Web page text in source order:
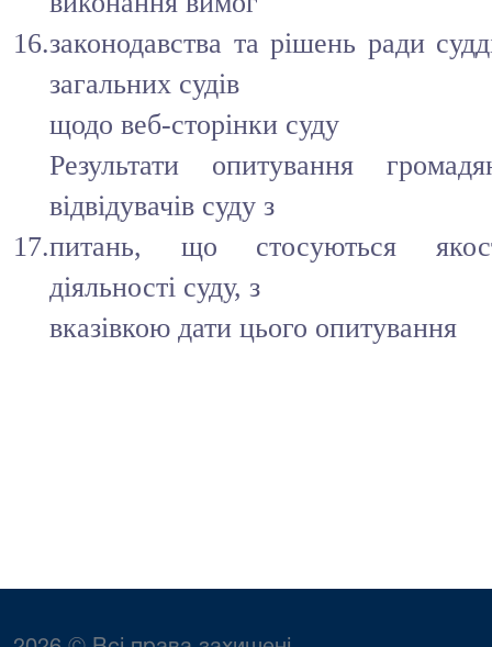
16.законодавства та рішень ради
загальних судів
щодо веб-сторінки суду
17.
Результати опитування
відвідувачів суду з
питань, що стосуються
діяльності суду, з
вказівкою дати цього опитування